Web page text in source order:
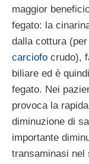
maggior
fegato: la
dalla cottura
carciofo crudo),
biliare ed è
fegato. Nei
provoca la
diminuzione di
importante
transaminasi nel